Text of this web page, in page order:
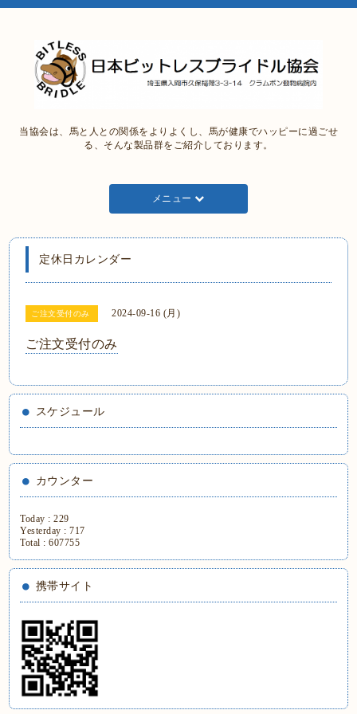
当協会は、馬と人との関係をよりよくし、馬が健康でハッピーに過ごせ
る、そんな製品群をご紹介しております。
メニュー
定休日カレンダー
ご注文受付のみ 2024-09-16 (月)
ご注文受付のみ
スケジュール
カウンター
Today :229
Yesterday :717
Total :607755
携帯サイト